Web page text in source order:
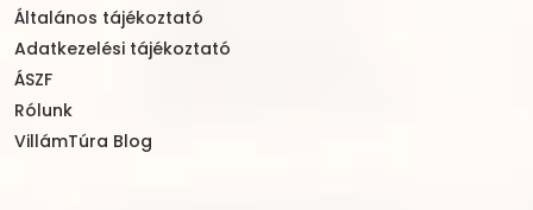
Általános tájékoztató
Adatkezelési tájékoztató
ÁSZF
Rólunk
VillámTúra Blog